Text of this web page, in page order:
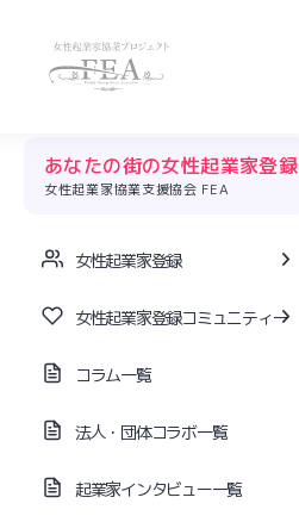
あなたの街の女性起業家登録
女性起業家協業支援協会 FEA
女性起業家登録
女性起業家登録コミュニティー
コラム一覧
法人・団体コラボ一覧
起業家インタビュー一覧